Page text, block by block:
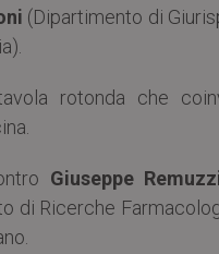
(Dipartimento di
rotonda che
Giuseppe
di Ricerche